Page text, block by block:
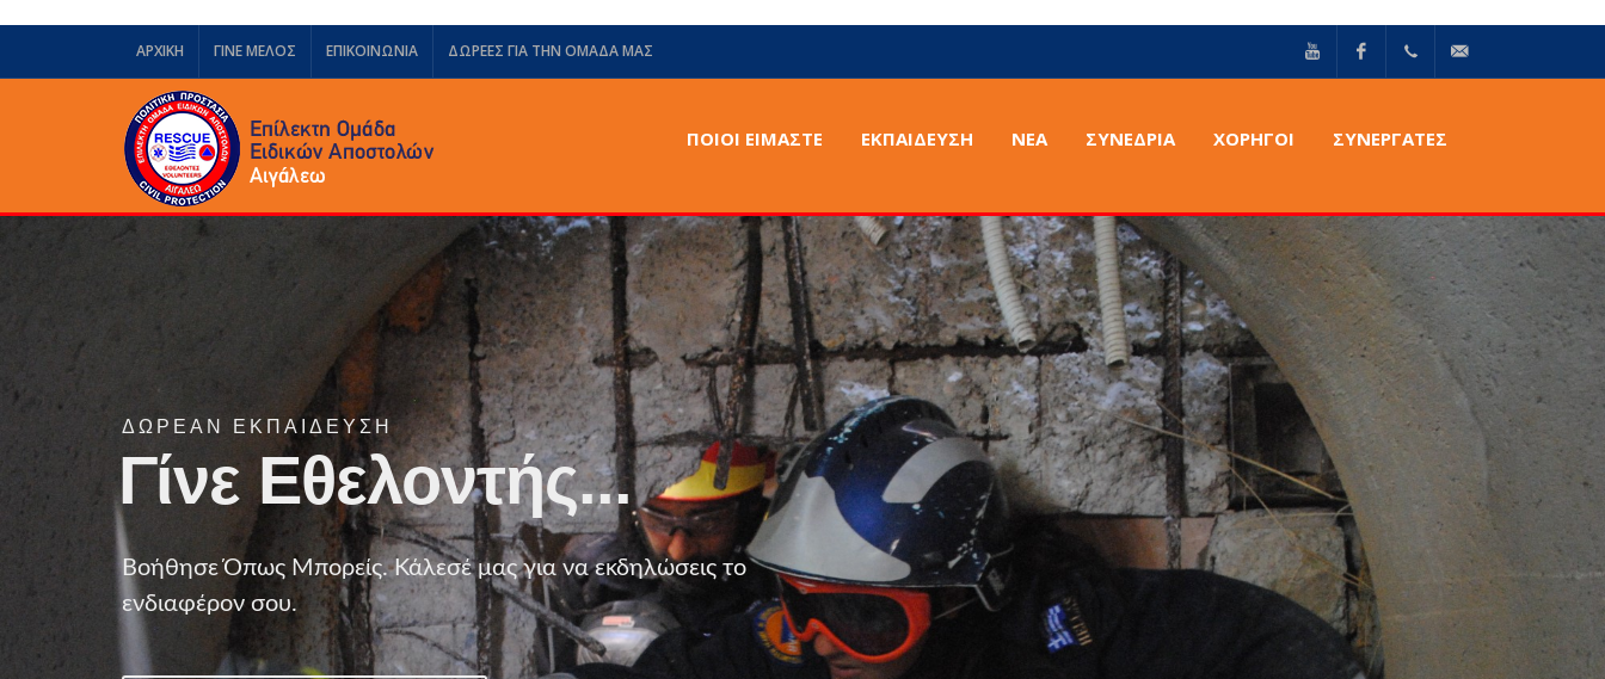
ΑΡΧΙΚΗ ΓΙΝΕ ΜΕΛΟΣ ΕΠΙΚΟΙΝΩΝΙΑ ΔΩΡΕΈΣ ΓΙΑ ΤΗΝ ΟΜΆΔΑ ΜΑΣ
ΠΟΙΟΙ ΕΙΜΑΣΤΕ ΕΚΠΑΙΔΕΥΣΗ ΝΈΑ ΣΥΝΈΔΡΙΑ ΧΟΡΗΓΟΙ ΣΥΝΕΡΓΑΤΕΣ
ΔΩΡΕΆΝ ΕΚΠΑΊΔΕΥΣΗ
Γίνε Εθελοντής...
Βοήθησε Όπως Μπορείς. Κάλεσέ μας για να εκδηλώσεις το
ενδιαφέρον σου.